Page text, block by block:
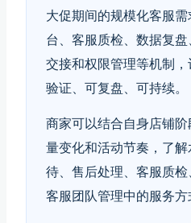
大促期间的规模化客服
台、客服质检、数据复
交接和权限管理等机制
验证、可复盘、可持续。
商家可以结合自身店铺
量变化和活动节奏，了
待、售后处理、客服质
客服团队管理中的服务方